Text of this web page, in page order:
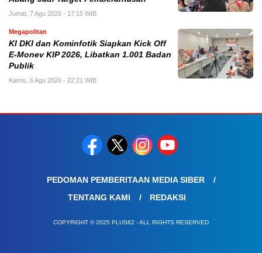
Jumat, 7 Agu 2026 - 17:15 WIB
Megapolitan
KI DKI dan Kominfotik Siapkan Kick Off
E-Monev KIP 2026, Libatkan 1.001 Badan
Publik
Kamis, 6 Agu 2026 - 22:21 WIB
PEDOMAN PEMBERITAAN MEDIA SIBER
TENTANG KAMI
REDAKSI
COPYRIGHT © 2025 PLUS62 - ALL RIGHTS RESERVED